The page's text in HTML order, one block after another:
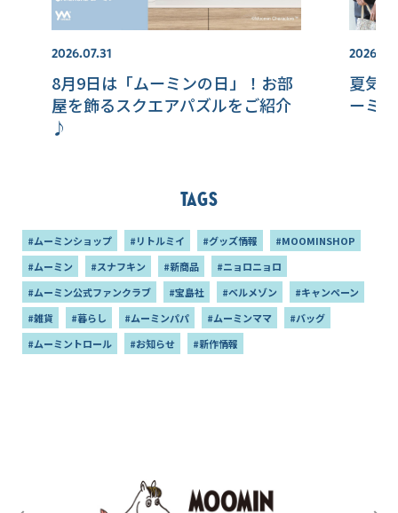
2026.07.31
8月9日は「ムーミンの日」！お部
屋を飾るスクエアパズルをご紹介
♪
夏気
ーミ
Tags
#ムーミンショップ #リトルミイ #グッズ情報
#MOOMINSHOP
#ムーミン
#スナフキン #新商品
#ニョロニョロ
#ムーミン公式ファンクラブ
#宝島社 #ベルメゾン
#キャンペーン
#雑貨
#暮らし #ムーミンパパ #ムーミンママ
#バッグ
#ムーミントロール
#お知らせ #新作情報